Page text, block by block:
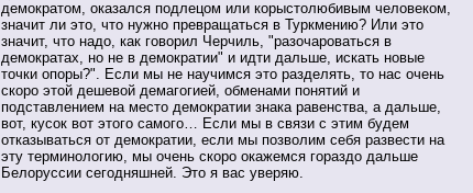
демократом, оказался подлецом или корыстолюбивым человеком,
значит ли это, что нужно превращаться в Туркмению? Или это
значит, что надо, как говорил Черчиль, "разочароваться в
демократах, но не в демократии" и идти дальше, искать новые
точки опоры?". Если мы не научимся это разделять, то нас очень
скоро этой дешевой демагогией, обменами понятий и
подставлением на место демократии знака равенства, а дальше,
вот, кусок вот этого самого… Если мы в связи с этим будем
отказываться от демократии, если мы позволим себя развести на
эту терминологию, мы очень скоро окажемся гораздо дальше
Белоруссии сегодняшней. Это я вас уверяю.